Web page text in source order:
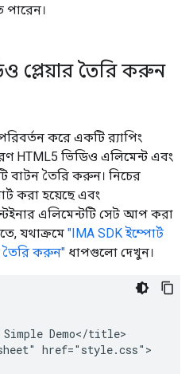
পারেন।
প্লেয়ার তৈরি করুন
করে একটি র‍্যাপিং
HTML5 ভিডিও এলিমেন্ট এবং
বাটন তৈরি করুন। নিচের
করা হয়েছে এবং
এলিমেন্টটি সেট আপ করা
যথাক্রমে "IMA SDK ইম্পোর্ট
তৈরি করুন" ধাপগুলো দেখুন।
Demo</title>
href="style.css">